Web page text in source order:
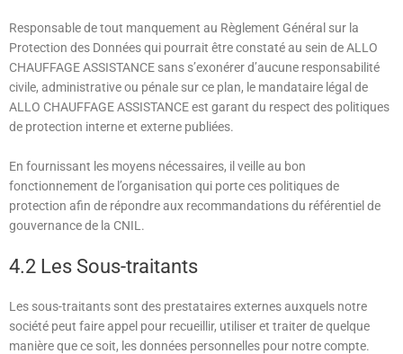
Responsable de tout manquement au Règlement Général sur la
Protection des Données qui pourrait être constaté au sein deALLO
CHAUFFAGE ASSISTANCE sans s’exonérer d’aucune responsabilité
civile, administrative ou pénale sur ce plan, le mandataire légal de
ALLO CHAUFFAGE ASSISTANCEest garant du respect des politiques
de protection interne et externe publiées.
En fournissant les moyens nécessaires, il veille au bon
fonctionnement de l’organisation qui porte ces politiques de
protection afin de répondre aux recommandations du référentiel de
gouvernance de la CNIL.
4.2 Les Sous-traitants
Les sous-traitants sont des prestataires externes auxquels notre
société peut faire appel pour recueillir, utiliser et traiter de quelque
manière que ce soit, les données personnelles pour notre compte.